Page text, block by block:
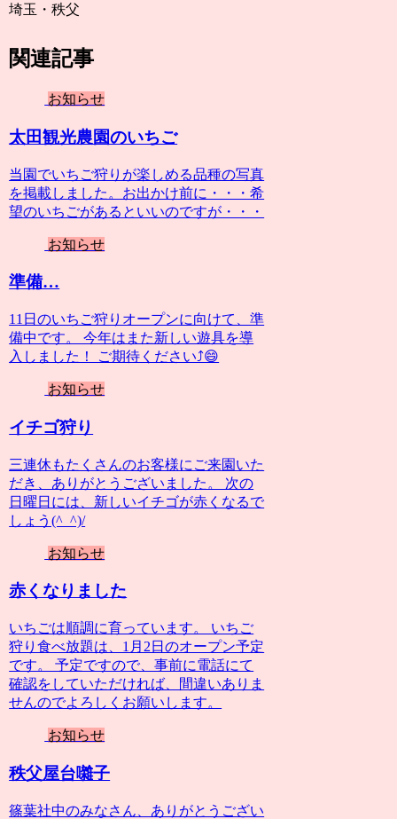
埼玉・秩父
関連記事
お知らせ
太田観光農園のいちご
当園でいちご狩りが楽しめる品種の写真
を掲載しました。お出かけ前に・・・希
望のいちごがあるといいのですが・・・
お知らせ
準備…
11日のいちご狩りオープンに向けて、準
備中です。 今年はまた新しい遊具を導
入しました！ ご期待ください⤴️😄
お知らせ
イチゴ狩り
三連休もたくさんのお客様にご来園いた
だき、ありがとうございました。 次の
日曜日には、新しいイチゴが赤くなるで
しょう(^_^)/
お知らせ
赤くなりました
いちごは順調に育っています。 いちご
狩り食べ放題は、1月2日のオープン予定
です。 予定ですので、事前に電話にて
確認をしていただければ、間違いありま
せんのでよろしくお願いします。
お知らせ
秩父屋台囃子
篠葉社中のみなさん、ありがとうござい